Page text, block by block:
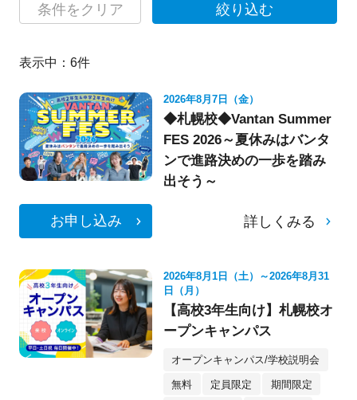
条件をクリア 絞り込む
表示中： 6件
2026年8月7日（金）
◆札幌校◆Vantan Summer
FES 2026～夏休みはバンタ
ンで進路決めの一歩を踏み
出そう～
お申し込み 詳しくみる
2026年8月1日（土）～2026年8月31
日（月）
【高校3年生向け】札幌校オ
ープンキャンパス
オープンキャンパス/学校説明会
無料 定員限定 期間限定